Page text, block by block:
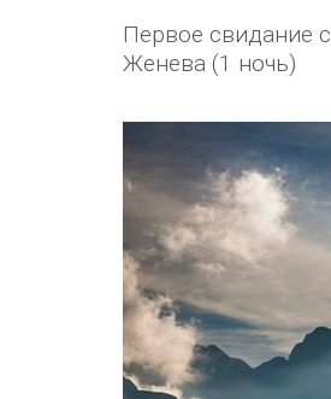
Первое свидание
Женева (1 ночь)